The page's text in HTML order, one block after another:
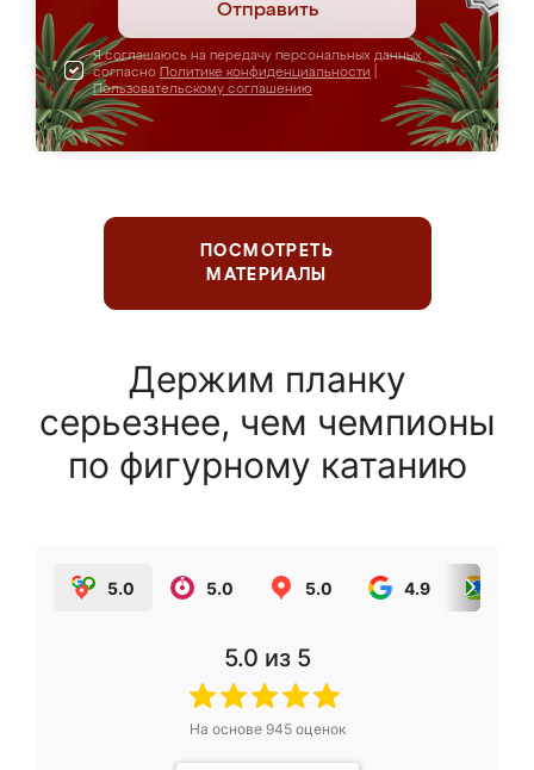
Отправить
Я соглашаюсь на передачу персональных данных
согласно Политике конфиденциальности
Пользовательскому соглашению
ПОСМОТРЕТЬ
МАТЕРИАЛЫ
Держим планку
серьезнее, чем чемпионы
по фигурному катанию
5.0 5.0 5.0 4.9
5.0 из 5
На основе 945оценок